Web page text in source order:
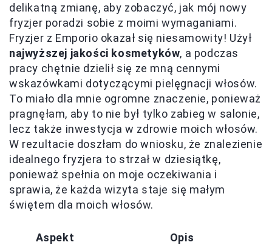
delikatną zmianę, aby zobaczyć, jak mój nowy
fryzjer poradzi sobie z moimi wymaganiami.
Fryzjer z Emporio okazał się niesamowity! Użył
najwyższej jakości kosmetyków, a podczas
pracy chętnie dzielił się ze mną cennymi
wskazówkami dotyczącymi pielęgnacji włosów.
To miało dla mnie ogromne znaczenie, ponieważ
pragnęłam, aby to nie był tylko zabieg w salonie,
lecz także inwestycja w zdrowie moich włosów.
W rezultacie doszłam do wniosku, że znalezienie
idealnego fryzjera to strzał w dziesiątkę,
ponieważ spełnia on moje oczekiwania i
sprawia, że każda wizyta staje się małym
świętem dla moich włosów.
Aspekt Opis